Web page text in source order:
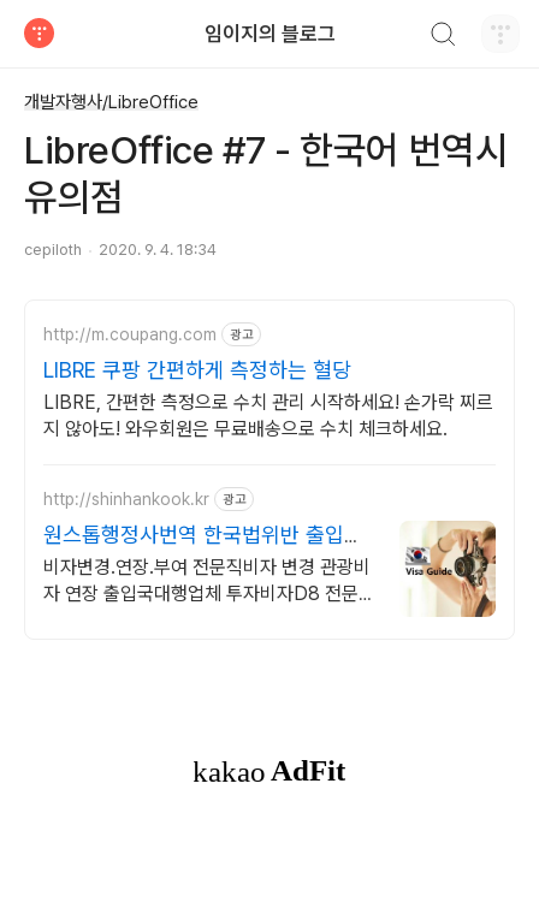
임이지의 블로그
개발자행사/LibreOffice
LibreOffice #7 - 한국어 번역시
유의점
cepiloth 2020. 9. 4. 18:34
http://m.coupang.com 광고
LIBRE 쿠팡 간편하게 측정하는 혈당
LIBRE, 간편한 측정으로 수치 관리 시작하세요! 손가락 찌르
지 않아도! 와우회원은 무료배송으로 수치 체크하세요.
http://shinhankook.kr 광고
원스톱행정사번역 한국법위반 출입국
대행
비자변경.연장.부여 전문직비자 변경 관광비
자 연장 출입국대행업체 투자비자D8 전문회